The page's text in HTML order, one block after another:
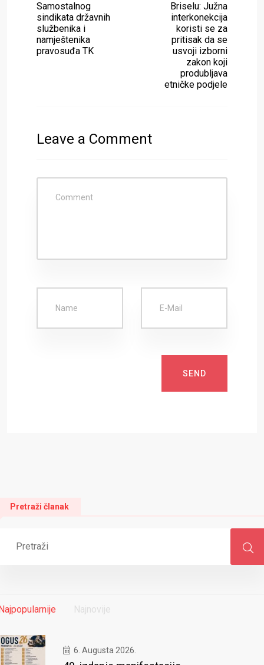
Samostalnog
sindikata državnih
službenika i
namještenika
pravosuđa TK
Briselu: Južna
interkonekcija
koristi se za
pritisak da se
usvoji izborni
zakon koji
produbljava
etničke podjele
Leave a Comment
SEND
Pretraži članak
Najnovije
6. Augusta 2026.